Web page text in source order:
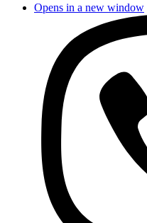
Opens in a new window